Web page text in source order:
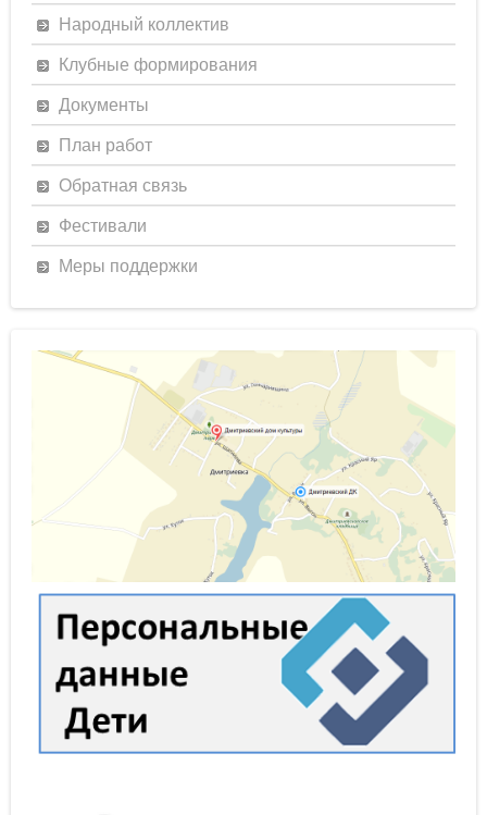
Народный коллектив
Клубные формирования
Документы
План работ
Обратная связь
Фестивали
Меры поддержки